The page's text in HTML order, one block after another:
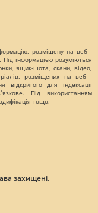
розміщену на веб -
інформацією розуміються
ящик-шота, скани, відео,
розміщених на веб -
відкритого для індексації
Під використанням
тощо.
захищені.